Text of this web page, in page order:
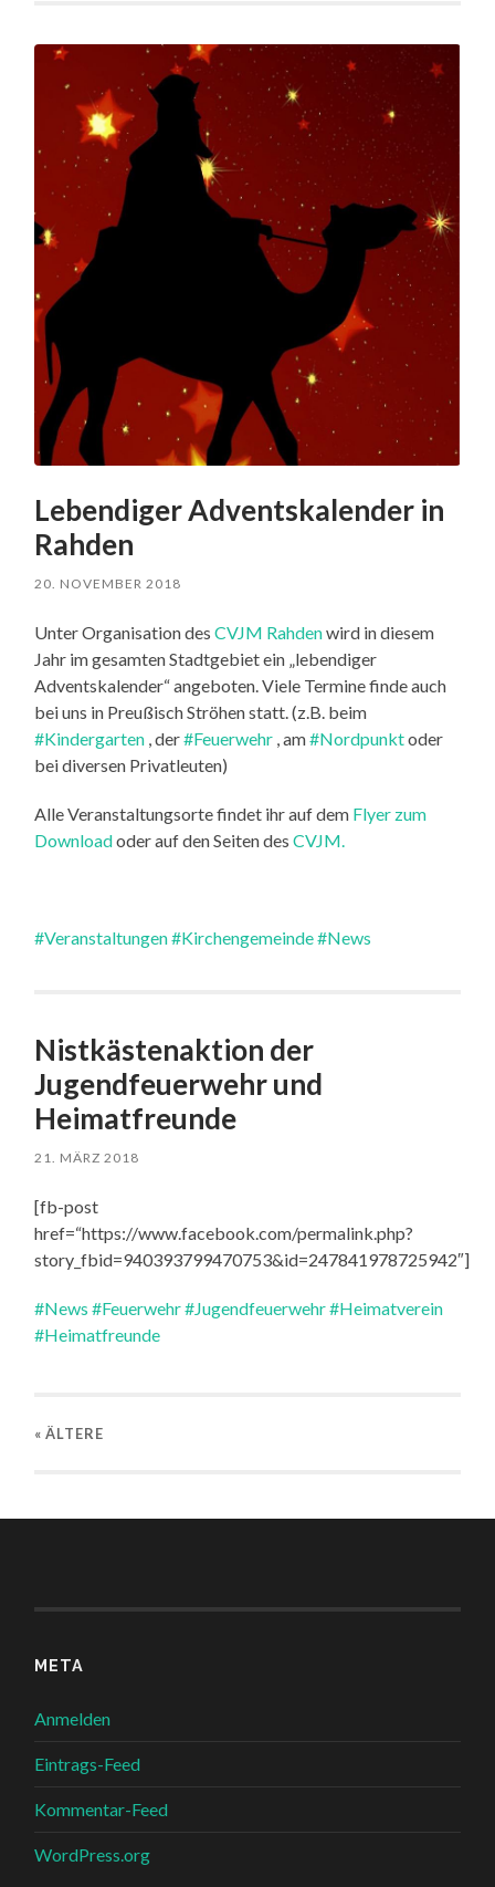
Lebendiger Adventskalender in
Rahden
20. NOVEMBER 2018
Unter Organisation desCVJM Rahdenwird in diesem
Jahr im gesamten Stadtgebiet ein „lebendiger
Adventskalender“ angeboten. Viele Termine finde auch
bei uns in Preußisch Ströhen statt. (z.B. beim
#Kindergarten , der#Feuerwehr , am#Nordpunktoder
bei diversen Privatleuten)
Alle Veranstaltungsorte findet ihr auf dem Flyer zum
Downloadoder auf den Seiten desCVJM.
#Veranstaltungen#Kirchengemeinde#News
Nistkästenaktion der
Jugendfeuerwehr und
Heimatfreunde
21. MÄRZ 2018
[fb-post
href=“https://www.facebook.com/permalink.php?
story_fbid=940393799470753&id=247841978725942″]
#News #Feuerwehr#Jugendfeuerwehr#Heimatverein
#Heimatfreunde
« ÄLTERE
META
Anmelden
Eintrags-Feed
Kommentar-Feed
WordPress.org